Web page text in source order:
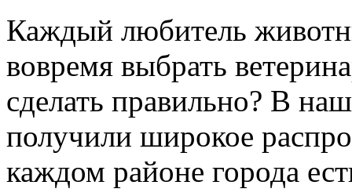
Каждый любитель
вовремя выбрать
сделать правильно? В
получили широкое
каждом районе города